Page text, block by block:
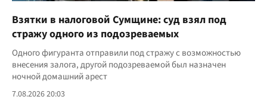
Взятки в налоговой Сумщине: суд взял под
стражу одного из подозреваемых
Одного фигуранта отправили под стражу с возможностью
внесения залога, другой подозреваемой был назначен
ночной домашний арест
7.08.2026 20:03